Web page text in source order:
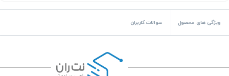
ویژگی های محصول سوالات کاربران